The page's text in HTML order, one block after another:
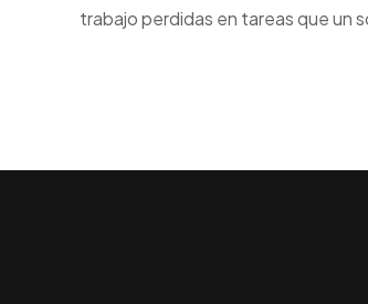
trabajo perdidas en tareas que un